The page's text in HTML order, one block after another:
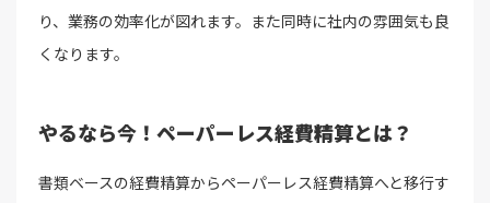
り、業務の効率化が図れます。また同時に社内の雰囲気も良
くなります。
やるなら今！ペーパーレス経費精算とは？
書類ベースの経費精算からペーパーレス経費精算へと移行す